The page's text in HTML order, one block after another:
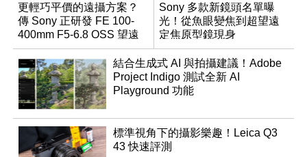
更輕巧平價的遠攝方案？
傳 Sony 正研發 FE 100-
400mm F5-6.8 OSS 望遠
變焦鏡頭
Sony 多款新鏡頭名單曝
光！從魚眼變焦到超望遠
定焦原型鏡現身
結合生成式 AI 與拍攝建議！Adobe
Project Indigo 測試全新 AI
Playground 功能
標準視角下的攝影樂趣！Leica Q3
43 快速評測